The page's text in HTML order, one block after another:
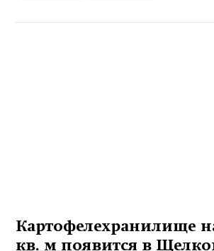
Картофелехранилище
кв. м появится в